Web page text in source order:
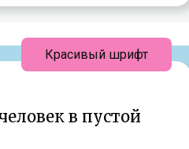
в пустой
Красивый шрифт